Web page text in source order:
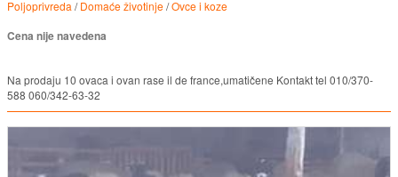
Poljoprivreda /Domaće životinje/Ovce i koze
Cena nije navedena
Na prodaju 10 ovaca i ovan rase il de france,umatičene Kontakt tel 010/370-
588 060/342-63-32